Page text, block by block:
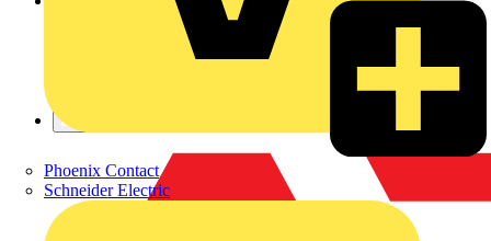
Phoenix Contact
Schneider Electric